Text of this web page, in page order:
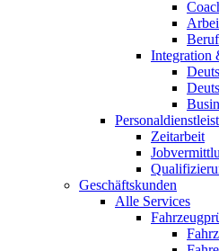
Integration
Zeitarbeit
Geschäftskunden
Alle Services